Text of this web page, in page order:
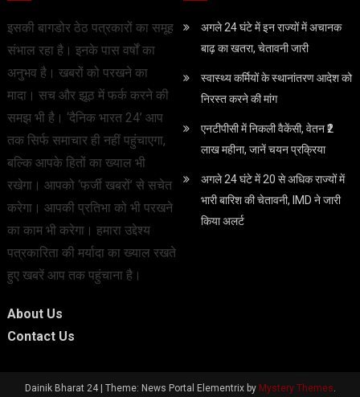
इसकी बागडोर ठेठ पत्रकारों का समूह
संभाल रहा है। इनके पास वर्षों का
अनुभव है। खबरों को परखने का
मादा। सच और झूठ में फर्क करने की
समझ भी है। ‘दैनिक भारत 24’ आप
तक सिर्फ समाचार ही नहीं पहुंचाएगा,
बल्कि आपके हितों का ख्याल भी
रखेगा। आपको ‘फर्जी खबरों’ से सचेत
करेगा। आपकी प्रतिभा को भी परखने
का काम भी करेगा। हमारा उद्देश्य
पत्रकारिता की मर्यादा का ख्याल रखते
हुए खबरें आप तक पहुंचाना है।
About Us
Contact Us
अगले 24 घंटे में इन राज्‍यों में अचानक
बाढ़ का खतरा, चेतावनी जारी
स्वास्थ्य कर्मियों के स्थानांतरण आदेश को
निरस्त करने की मांग
एनटीपीसी में निकली वैकेंसी, वेतन ₹2
लाख महीना, जानें चयन प्रक्रिया
अगले 24 घंटे में 20 से अधिक राज्यों में
भारी बारिश की चेतावनी, IMD ने जारी
किया अलर्ट
Dainik Bharat 24 | Theme: News Portal Elementrix by Mystery Themes.